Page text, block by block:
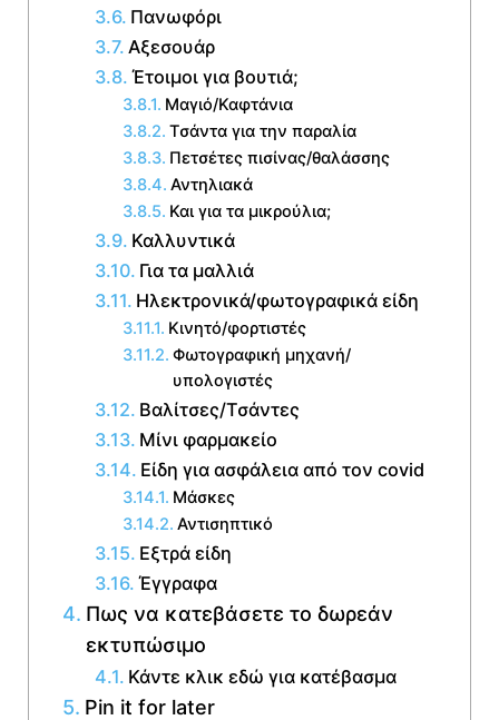
Πανωφόρι
Αξεσουάρ
Έτοιμοι για βουτιά;
Μαγιό/Καφτάνια
Τσάντα για την παραλία
Πετσέτες πισίνας/θαλάσσης
Αντηλιακά
Και για τα μικρούλια;
Καλλυντικά
Για τα μαλλιά
Ηλεκτρονικά/φωτογραφικά είδη
Κινητό/φορτιστές
Φωτογραφική μηχανή/
υπολογιστές
Βαλίτσες/Τσάντες
Μίνι φαρμακείο
Είδη για ασφάλεια από τον covid
Μάσκες
Αντισηπτικό
Εξτρά είδη
Έγγραφα
Πως να κατεβάσετε το δωρεάν
εκτυπώσιμο
Κάντε κλικ εδώ για κατέβασμα
Pin it for later